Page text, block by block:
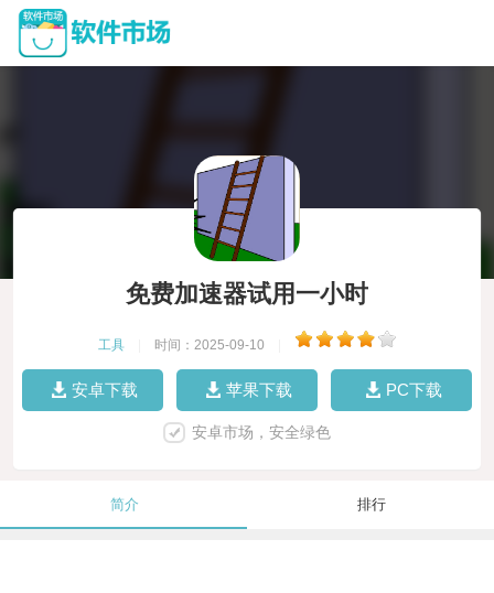
免费加速器试用一小时
工具 时间：2025-09-10
安卓下载 苹果下载 PC下载
安卓市场，安全绿色
简介 排行